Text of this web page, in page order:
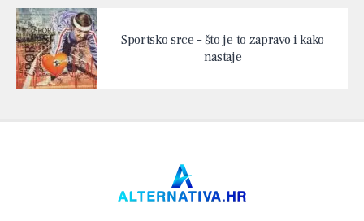
Sportsko srce – što je to zapravo i kako
nastaje